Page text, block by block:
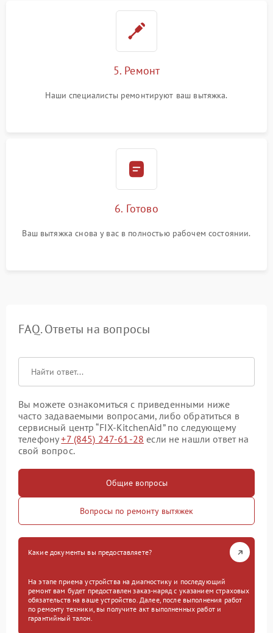
5. Ремонт
Наши специалисты ремонтируют ваш вытяжка.
6. Готово
Ваш вытяжка снова у вас в полностью рабочем состоянии.
FAQ. Ответы на вопросы
Вы можете ознакомиться с приведенными ниже
часто задаваемыми вопросами, либо обратиться в
сервисный центр “FIX-KitchenAid” по следующему
телефону+7 (845) 247-61-28 если не нашли ответ на
свой вопрос.
Общие вопросы
Вопросы по ремонту вытяжек
Какие документы вы предоставляете?
На этапе приема устройства на диагностику и последующий
ремонт вам будет предоставлен заказ-наряд с указанием страховых
обязательств на ваше устройство. Далее, после выполнения работ
по ремонту техники, вы получите акт выполненных работ и
гарантийный талон.